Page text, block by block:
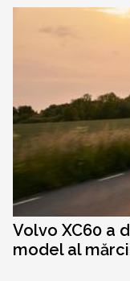
Volvo XC60 a
model al